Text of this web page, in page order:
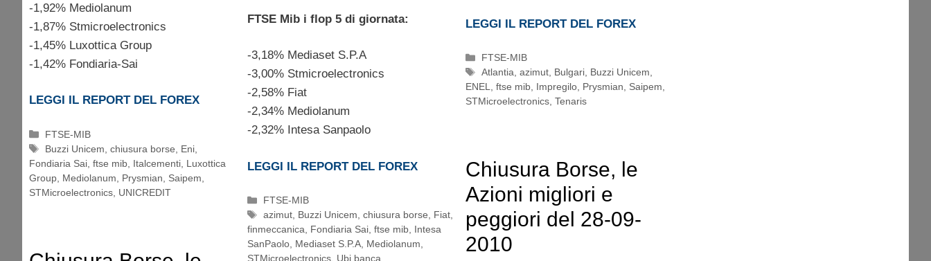
LEGGI IL REPORT DEL FOREX
Categorie
FTSE-MIB
Tag
Atlantia,azimut, Bulgari, Buzzi Unicem,
ENEL, ftse mib, Impregilo, Prysmian, Saipem,
STMicroelectronics, Tenaris
FTSE Mib i flop 5 di giornata:
-3,18% Mediaset S.P.A
-3,00% Stmicroelectronics
-2,58% Fiat
-2,34% Mediolanum
-2,32% Intesa Sanpaolo
LEGGI IL REPORT DEL FOREX
Categorie
FTSE-MIB
Tag
azimut, Buzzi Unicem,chiusura borse, Fiat,
finmeccanica, Fondiaria Sai, ftse mib, Intesa
SanPaolo, Mediaset S.P.A, Mediolanum,
STMicroelectronics, Ubi banca
-1,92% Mediolanum
-1,87% Stmicroelectronics
-1,45% Luxottica Group
-1,42% Fondiaria-Sai
LEGGI IL REPORT DEL FOREX
Categorie
FTSE-MIB
Tag
Buzzi Unicem ,chiusura borse Eni
Fondiaria Sai ftse mib Italcementi Luxottica
Group Mediolanum Prysmian Saipem
STMicroelectronics UNICREDIT
Chiusura Borse, le
Azioni migliori e
peggiori del 28-09-
2010